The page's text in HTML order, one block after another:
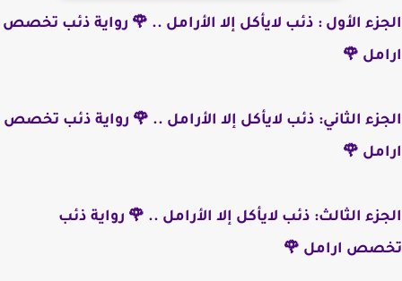
الجزء الأول : ذئب لايأكل إلا الأرامل .. 🌹 رواية ذئب تخصص
ارامل 🌹
الجزء الثاني: ذئب لايأكل إلا الأرامل .. 🌹 رواية ذئب تخصص
ارامل 🌹
الجزء الثالث: ذئب لايأكل إلا الأرامل .. 🌹 رواية ذئب
تخصص ارامل 🌹